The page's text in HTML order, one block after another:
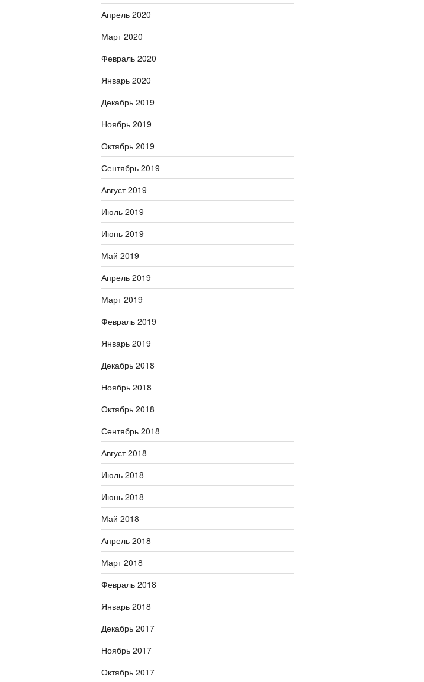
Апрель 2020
Март 2020
Февраль 2020
Январь 2020
Декабрь 2019
Ноябрь 2019
Октябрь 2019
Сентябрь 2019
Август 2019
Июль 2019
Июнь 2019
Май 2019
Апрель 2019
Март 2019
Февраль 2019
Январь 2019
Декабрь 2018
Ноябрь 2018
Октябрь 2018
Сентябрь 2018
Август 2018
Июль 2018
Июнь 2018
Май 2018
Апрель 2018
Март 2018
Февраль 2018
Январь 2018
Декабрь 2017
Ноябрь 2017
Октябрь 2017